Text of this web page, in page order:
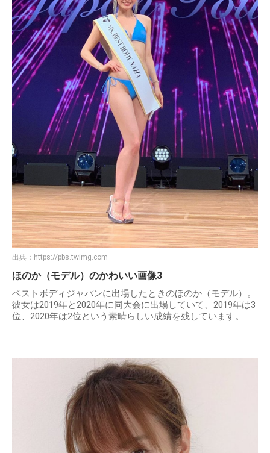
出典： https://pbs.twimg.com
ほのか（モデル）のかわいい画像3
ベストボディジャパンに出場したときのほのか（モデル）。
彼女は2019年と2020年に同大会に出場していて、2019年は3
位、2020年は2位という素晴らしい成績を残しています。